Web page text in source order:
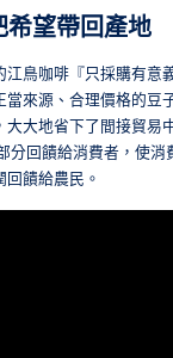
希望帶回產地
江鳥咖啡『只採購有意
當來源、合理價格的豆
大大地省下了間接貿易
分回饋給消費者，使消
回饋給農民。